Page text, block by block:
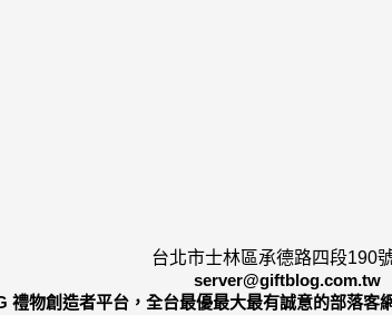
台北市士林區承德路四段190
server@giftblog.com.tw
禮物創造者平台，全台最優最大最有誠意的部落